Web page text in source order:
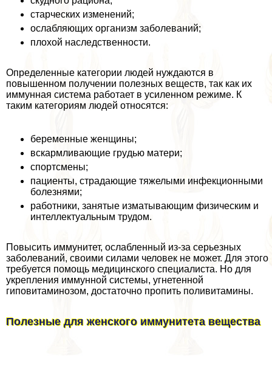
старческих изменений;
ослабляющих организм заболеваний;
плохой наследственности.
Определенные категории людей нуждаются в
повышенном получении полезных веществ, так как их
иммунная система работает в усиленном режиме. К
таким категориям людей относятся:
беременные женщины;
вскармливающие гpyдью матери;
спортсмены;
пациенты, страдающие тяжелыми инфекционными
болезнями;
работники, занятые изматывающим физическим и
интеллектуальным трудом.
Повысить иммунитет, ослабленный из-за серьезных
заболеваний, своими силами человек не может. Для этого
требуется помощь медицинского специалиста. Но для
укрепления иммунной системы, угнетенной
гиповитаминозом, достаточно пропить поливитамины.
Полезные для женского иммунитета вещества